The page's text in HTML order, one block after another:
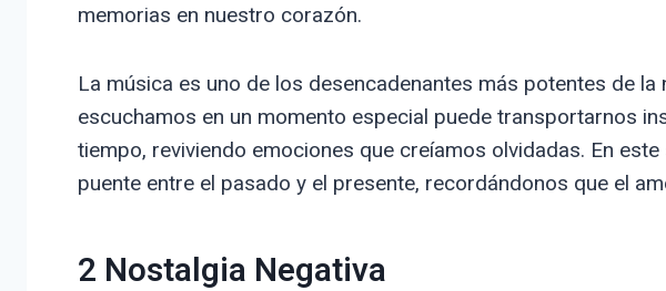
memorias en nuestro corazón.
La música es uno de los desencadenantes más potentes de la
escuchamos en un momento especial puede transportarnos
tiempo, reviviendo emociones que creíamos olvidadas. En
puente entre el pasado y el presente, recordándonos que el
2 Nostalgia Negativa